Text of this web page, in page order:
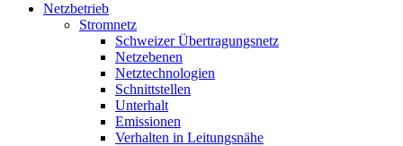
Netzbetrieb
Stromnetz
Schweizer Übertragungsnetz
Netzebenen
Netztechnologien
Schnittstellen
Unterhalt
Emissionen
Verhalten in Leitungsnähe